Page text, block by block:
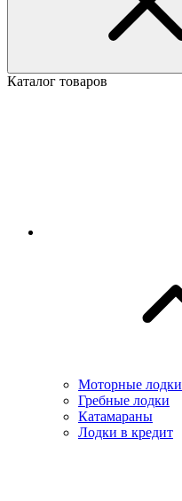
Каталог товаров
Моторные лодки
Гребные лодки
Катамараны
Лодки в кредит